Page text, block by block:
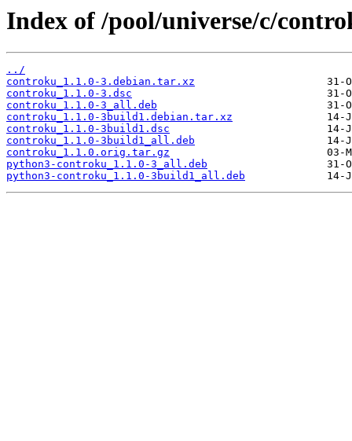
Index of /pool/universe/c/
../
controku_1.1.0-3.debian.tar.xz
controku_1.1.0-3.dsc
controku_1.1.0-3_all.deb
controku_1.1.0-3build1.debian.tar.xz
controku_1.1.0-3build1.dsc
controku_1.1.0-3build1_all.deb
controku_1.1.0.orig.tar.gz
python3-controku_1.1.0-3_all.deb
python3-controku_1.1.0-3build1_all.deb